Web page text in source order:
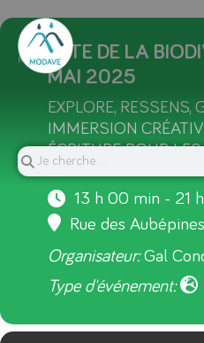
21
MAI
FÊTE DE LA
MAI 2025
EXPLORE, RESSENS,
IMMERSION
ÉCRITURE POUR
13 h 00 min - 21
Rue des
Organisateur: Gal
Type d'événement: